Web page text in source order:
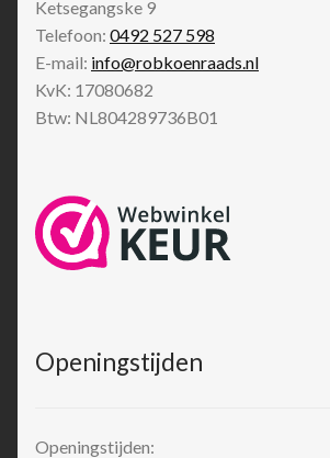
Ketsegangske 9
Telefoon: 0492 527 598
E-mail: info@robkoenraads.nl
KvK: 17080682
Btw: NL804289736B01
Openingstijden
Openingstijden: